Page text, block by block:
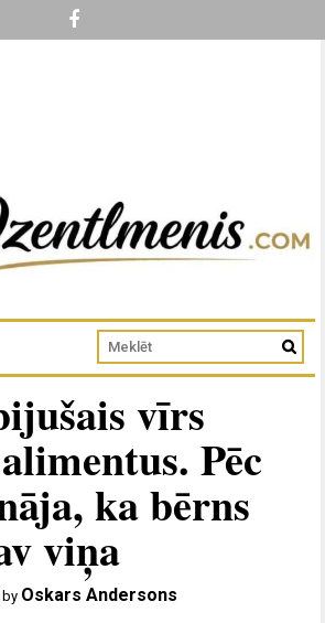
vīrs
Pēc
ka bērns
viņa
by Oskars Andersons